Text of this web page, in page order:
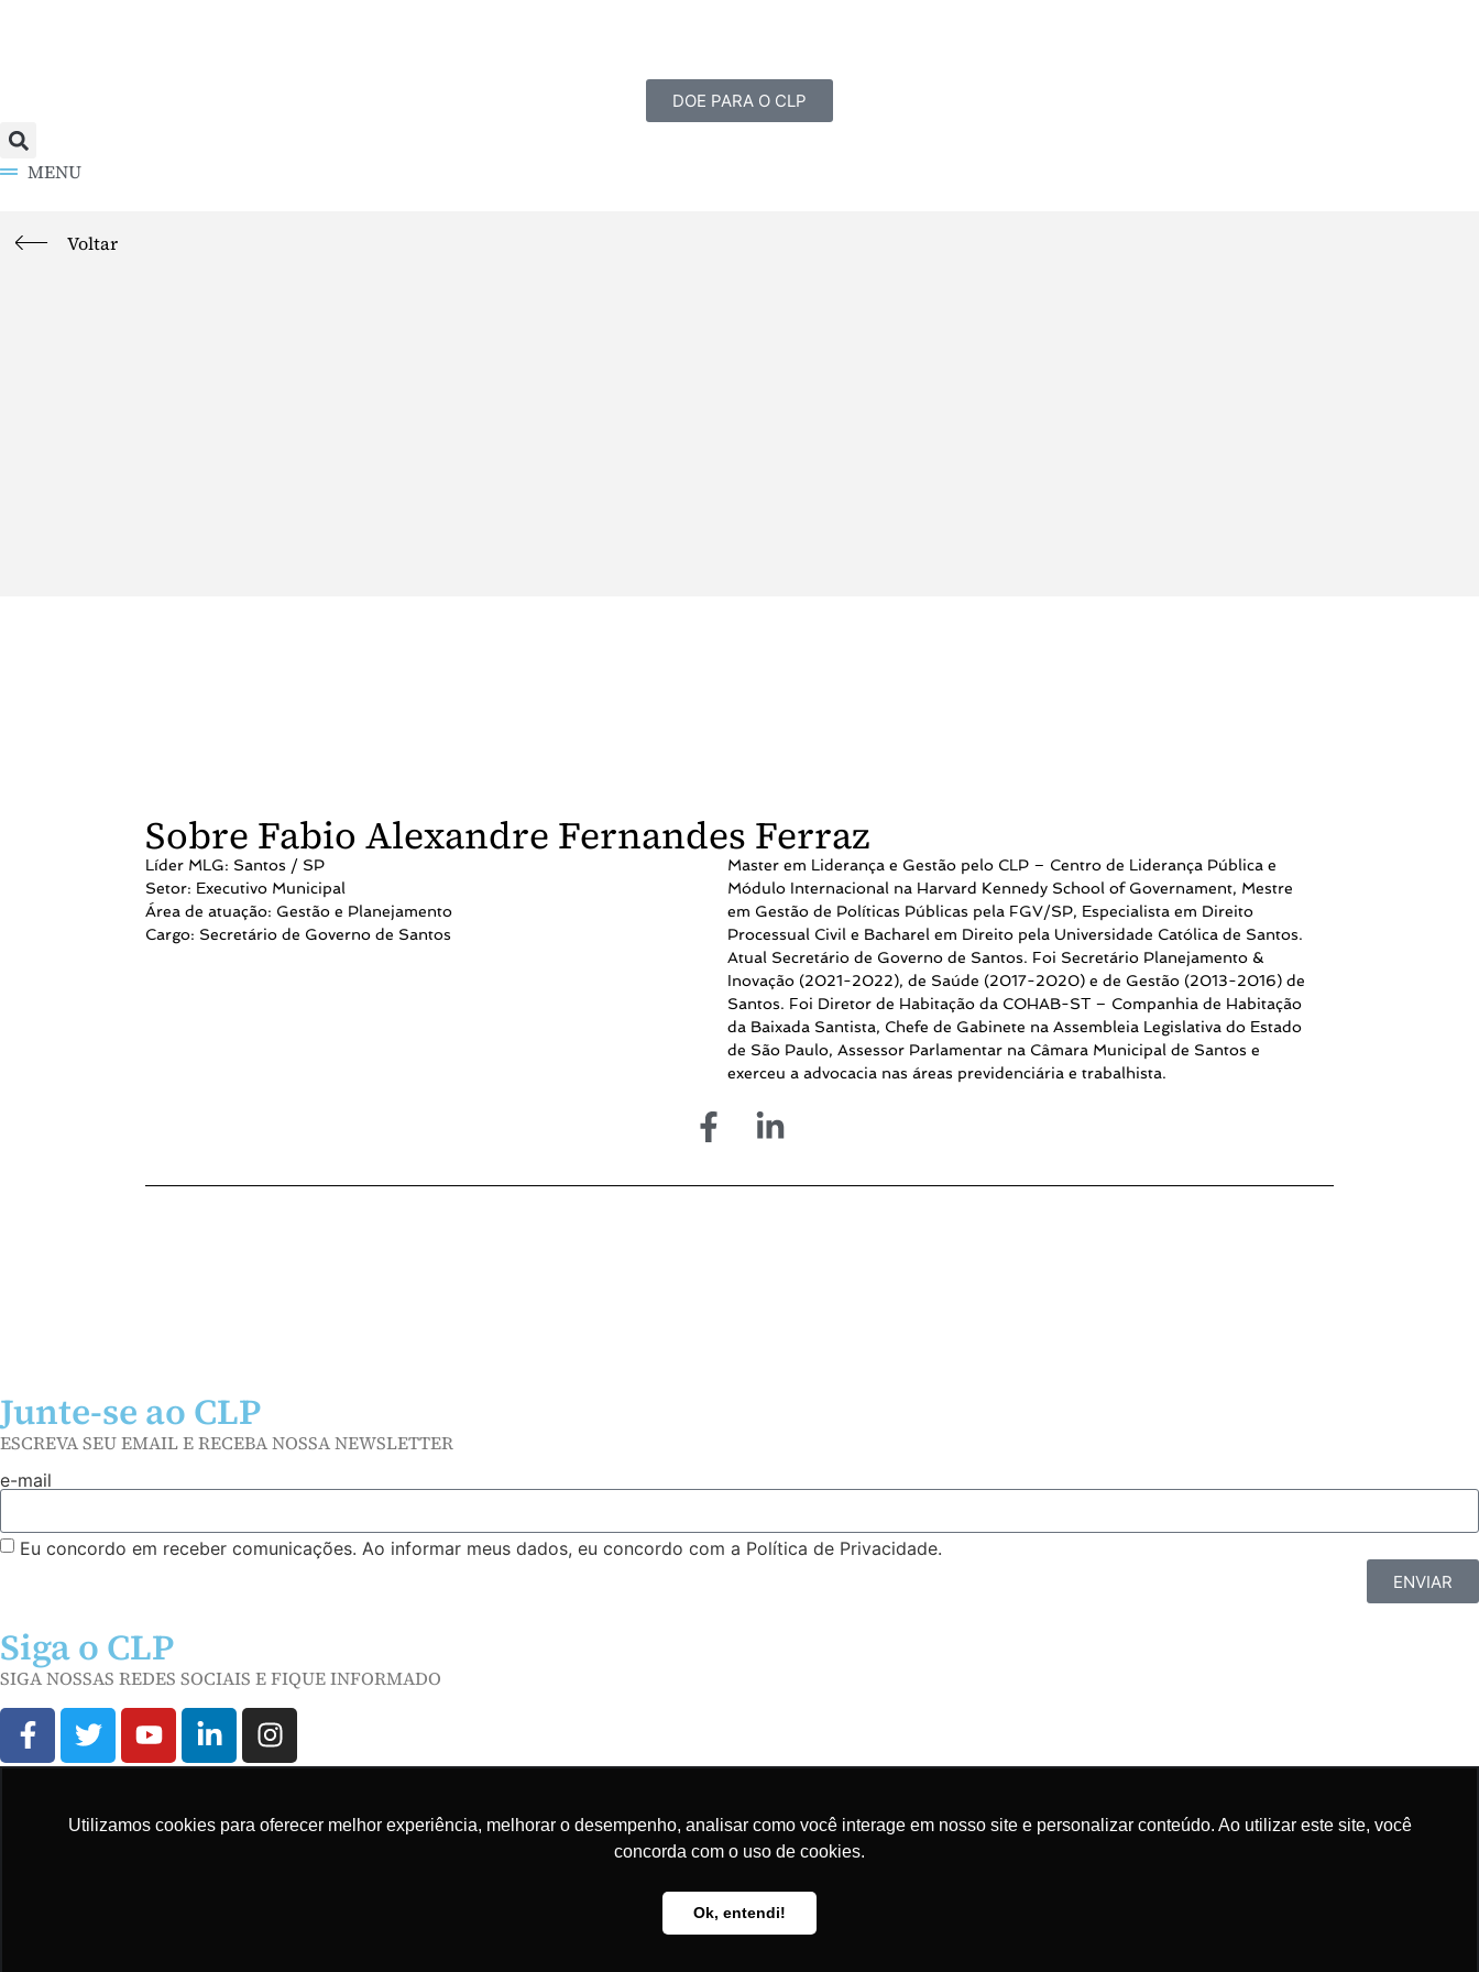
Utilizamos cookies para oferecer melhor experiência, melhorar o desempenho, analisar como você interage em nosso site e personalizar conteúdo. Ao utilizar este site, você
concorda com o uso de cookies.
Ok, entendi!
DOE PARA O CLP
MENU
Voltar
Sobre Fabio Alexandre Fernandes Ferraz
Líder MLG: Santos / SP
Setor: Executivo Municipal
Área de atuação: Gestão e Planejamento
Cargo: Secretário de Governo de Santos
Master em Liderança e Gestão pelo CLP – Centro de Liderança Pública e
Módulo Internacional na Harvard Kennedy School of Governament, Mestre
em Gestão de Políticas Públicas pela FGV/SP, Especialista em Direito
Processual Civil e Bacharel em Direito pela Universidade Católica de Santos.
Atual Secretário de Governo de Santos. Foi Secretário Planejamento &
Inovação (2021-2022), de Saúde (2017-2020) e de Gestão (2013-2016) de
Santos. Foi Diretor de Habitação da COHAB-ST – Companhia de Habitação
da Baixada Santista, Chefe de Gabinete na Assembleia Legislativa do Estado
de São Paulo, Assessor Parlamentar na Câmara Municipal de Santos e
exerceu a advocacia nas áreas previdenciária e trabalhista.
Junte-se ao CLP
ESCREVA SEU EMAIL E RECEBA NOSSA NEWSLETTER
e-mail
Eu concordo em receber comunicações. Ao informar meus dados, eu concordo com a Política de Privacidade.
ENVIAR
Siga o CLP
SIGA NOSSAS REDES SOCIAIS E FIQUE INFORMADO
Mapa do site
© COPYRIGHT CLP - CNPJ: 09.512.143/0001-57 - CLIQUE AQUI E FALE COM O CLP
AUDITORIA